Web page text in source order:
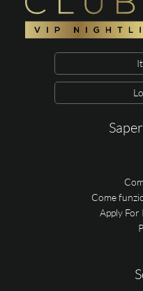
Come
Apply For